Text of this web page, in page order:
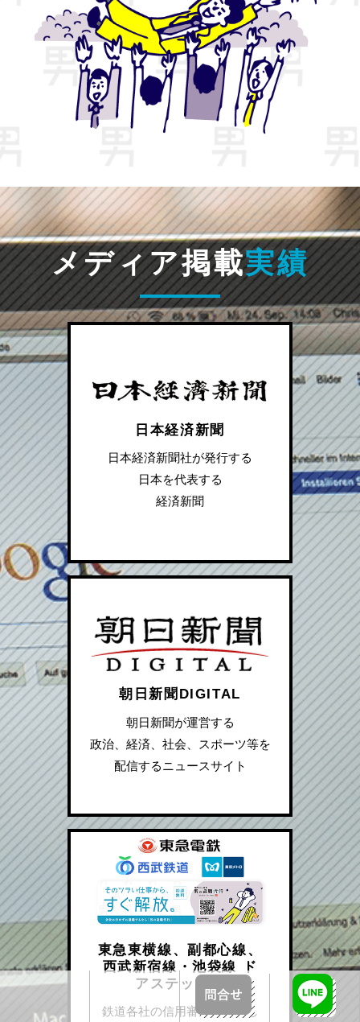
メディア掲載実績
日本経済新聞
日本経済新聞社が発行する
日本を代表する
経済新聞
朝日新聞DIGITAL
朝日新聞が運営する
政治、経済、社会、スポーツ等を
配信するニュースサイト
東急東横線、副都心線、
西武新宿線・池袋線 ド
アステッカー
鉄道各社の信用審査を通過し